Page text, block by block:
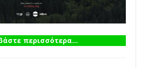
περισσότερα...